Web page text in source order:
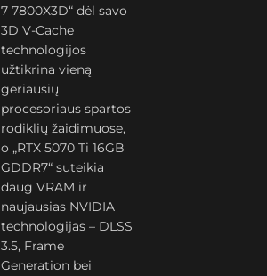
7 7800X3D“ dėl savo
3D V-Cache
technologijos
užtikrina vieną
geriausių
procesoriaus spartos
rodiklių žaidimuose,
o „RTX 5070 Ti 16GB
GDDR7“ suteikia
daug VRAM ir
naujausias NVIDIA
technologijas – DLSS
3.5, Frame
Generation bei